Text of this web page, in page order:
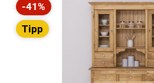
Rabatt
-41%
Tipp